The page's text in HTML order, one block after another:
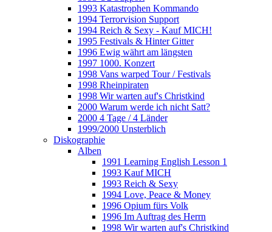
1993 Katastrophen Kommando
1994 Terrorvision Support
1994 Reich & Sexy - Kauf MICH!
1995 Festivals & Hinter Gitter
1996 Ewig währt am längsten
1997 1000. Konzert
1998 Vans warped Tour / Festivals
1998 Rheinpiraten
1998 Wir warten auf's Christkind
2000 Warum werde ich nicht Satt?
2000 4 Tage / 4 Länder
1999/2000 Unsterblich
Diskographie
Alben
1991 Learning English Lesson 1
1993 Kauf MICH
1993 Reich & Sexy
1994 Love, Peace & Money
1996 Opium fürs Volk
1996 Im Auftrag des Herrn
1998 Wir warten auf's Christkind